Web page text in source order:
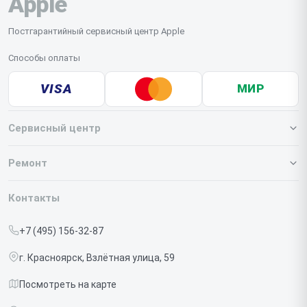
данные и предоставить нам пароль для доступа к
системе.
Постгарантийный сервисный центр Apple
Способы оплаты
VISA МИР
Сервисный центр
О нашем сервисе
Срочный ремонт
Доставка и способы оплаты
Диагностика
Ремонт
Iphone
Контакты
+7 (495) 156-32-87
г. Красноярск, Взлётная улица, 59
Посмотреть на карте